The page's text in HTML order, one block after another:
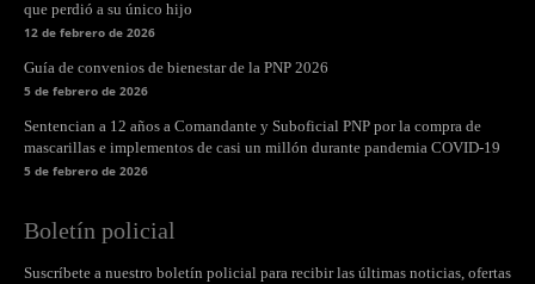
que perdió a su único hijo
12 de febrero de 2026
Guía de convenios de bienestar de la PNP 2026
5 de febrero de 2026
Sentencian a 12 años a Comandante y Suboficial PNP por la compra de
mascarillas e implementos de casi un millón durante pandemia COVID-19
5 de febrero de 2026
Boletín policial
Suscríbete a nuestro boletín policial para recibir las últimas noticias, ofertas